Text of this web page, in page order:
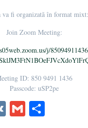
va fi organizată în format mixt:
Join Zoom Meeting:
j/
ID: 850 9491 1436
Passcode: uSP2pe
V G